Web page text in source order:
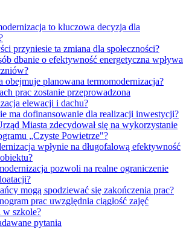
to kluczowa decyzja dla
przyniesie ta zmiana dla społeczności?
dbanie o efektywność energetyczna wpływa
obejmuje planowana termomodernizacja?
prac zostanie przeprowadzona
elewacji i dachu?
ma dofinansowanie dla realizacji inwestycji?
Miasta zdecydował się na wykorzystanie
„Czyste Powietrze"?
wpłynie na długofalową efektywność
pozwoli na realne ograniczenie
mogą spodziewać się zakończenia prac?
prac uwzględnia ciągłość zajęć
w szkole?
pytania